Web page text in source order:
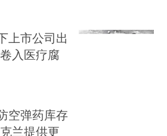
上市公司出
入医疗腐
空弹药库存
兰提供更